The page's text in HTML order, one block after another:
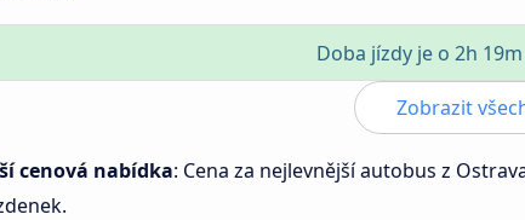
Doba jízdy je o 2h
Zobrazit
cenová nabídka: Cena za nejlevnější autobus z